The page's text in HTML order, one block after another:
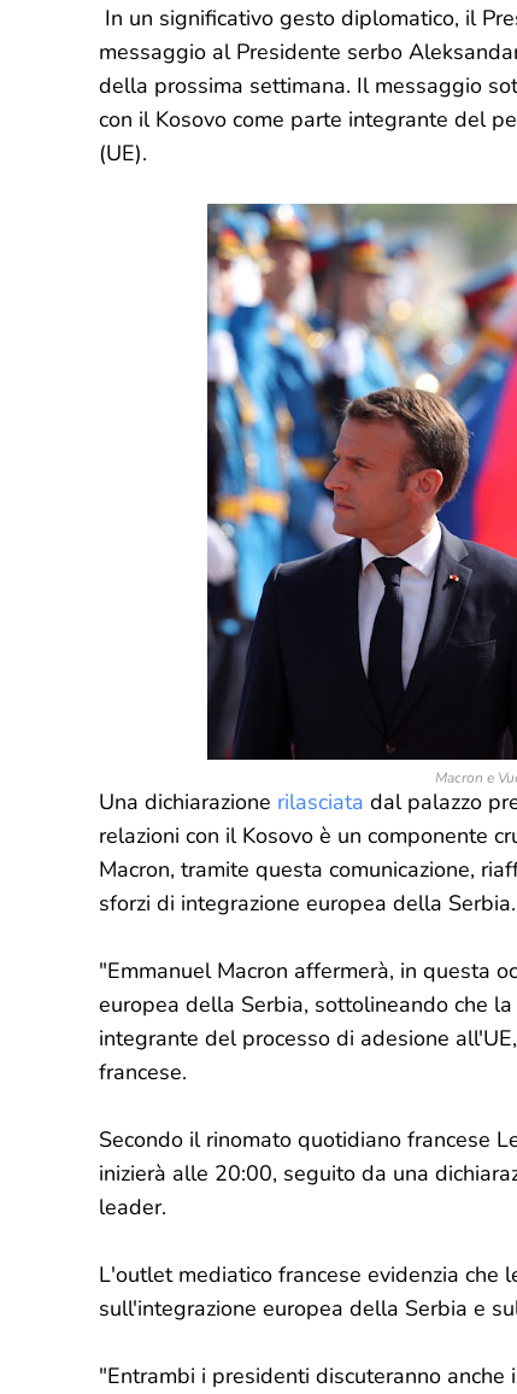
In un significativo gesto diplomatico, il
messaggio al Presidente serbo
della prossima settimana. Il messaggio
con il Kosovo come parte integrante del
(UE).
Macron e
Una dichiarazione rilasciata dal palazzo
relazioni con il Kosovo è un componente
Macron, tramite questa comunicazione,
sforzi di integrazione europea della Serbia.
"Emmanuel Macron affermerà, in questa
europea della Serbia, sottolineando che
integrante del processo di adesione
francese.
Secondo il rinomato quotidiano francese
inizierà alle 20:00, seguito da una
leader.
L'outlet mediatico francese evidenzia che
sull'integrazione europea della Serbia e
"Entrambi i presidenti discuteranno